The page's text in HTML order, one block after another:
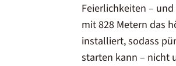
Feierlichkeiten –
mit 828 Metern das
installiert, sodass
starten kann – nicht